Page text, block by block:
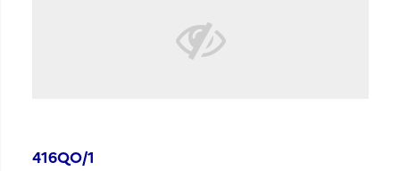
416QO/1